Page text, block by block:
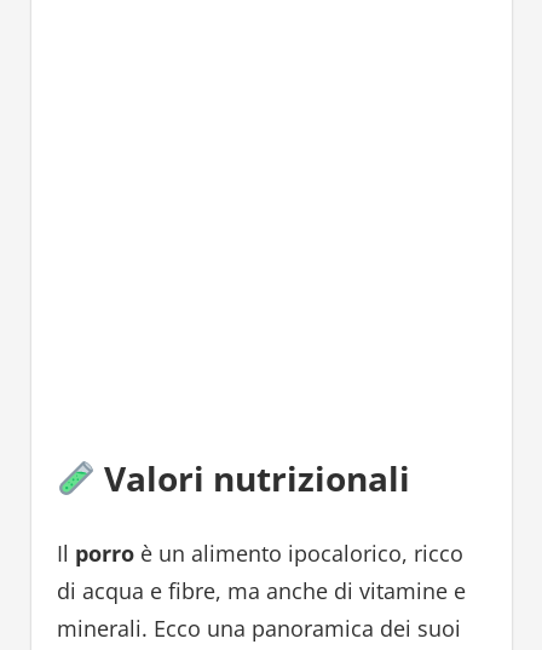
Valori nutrizionali
Il porroè un alimento ipocalorico, ricco
di acqua e fibre, ma anche di vitamine e
minerali. Ecco una panoramica dei suoi